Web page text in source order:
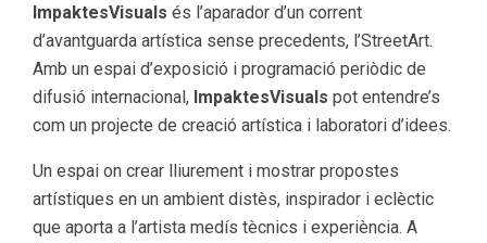
ImpaktesVisuals és l’aparador d’un corrent
d’avantguarda artística sense precedents, l’StreetArt.
Amb un espai d’exposició i programació periòdic de
difusió internacional, ImpaktesVisuals pot entendre’s
com un projecte de creació artística i laboratori d’idees.
Un espai on crear lliurement i mostrar propostes
artístiques en un ambient distès, inspirador i eclèctic
que aporta a l’artista medís tècnics i experiència. A